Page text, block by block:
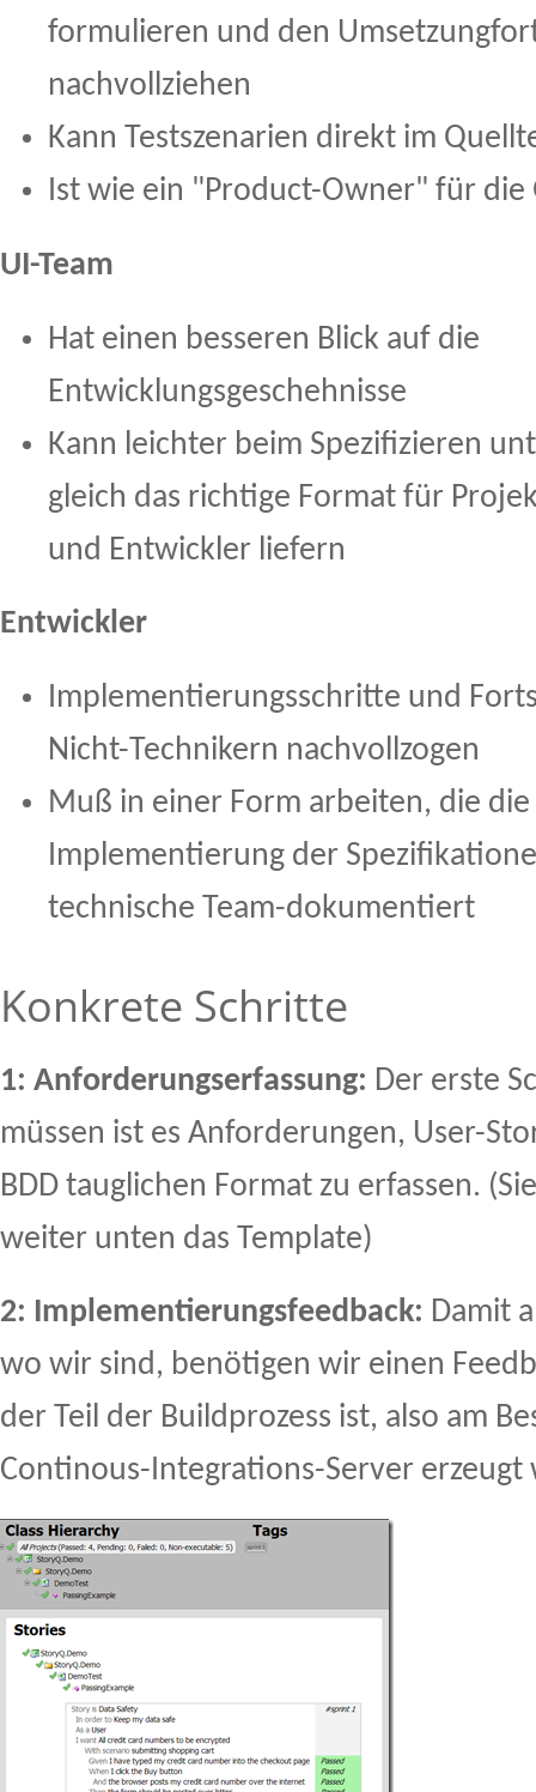
formulieren und den
nachvollziehen
Kann Testszenarien direkt im
Ist wie ein "Product-Owner" für die
UI-Team
Hat einen besseren Blick auf die
Entwicklungsgeschehnisse
Kann leichter beim Spezifizieren
gleich das richtige Format für
und Entwickler liefern
Entwickler
Implementierungsschritte und
Nicht-Technikern nachvollzogen
Muß in einer Form arbeiten, die
Implementierung der
technische Team-dokumentiert
Konkrete Schritte
1: Anforderungserfassung: Der erste
müssen ist es Anforderungen, User-
BDD tauglichen Format zu erfassen.
weiter unten das Template)
2: Implementierungsfeedback: Damit
wo wir sind, benötigen wir einen
der Teil der Buildprozess ist, also am
Continous-Integrations-Server erzeugt